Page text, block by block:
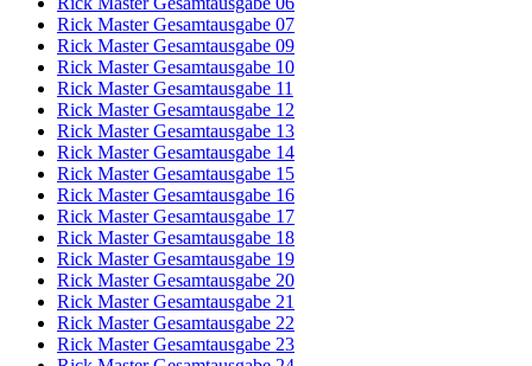
Rick Master Gesamtausgabe 07
Rick Master Gesamtausgabe 09
Rick Master Gesamtausgabe 10
Rick Master Gesamtausgabe 11
Rick Master Gesamtausgabe 12
Rick Master Gesamtausgabe 13
Rick Master Gesamtausgabe 14
Rick Master Gesamtausgabe 15
Rick Master Gesamtausgabe 16
Rick Master Gesamtausgabe 17
Rick Master Gesamtausgabe 18
Rick Master Gesamtausgabe 19
Rick Master Gesamtausgabe 20
Rick Master Gesamtausgabe 21
Rick Master Gesamtausgabe 22
Rick Master Gesamtausgabe 23